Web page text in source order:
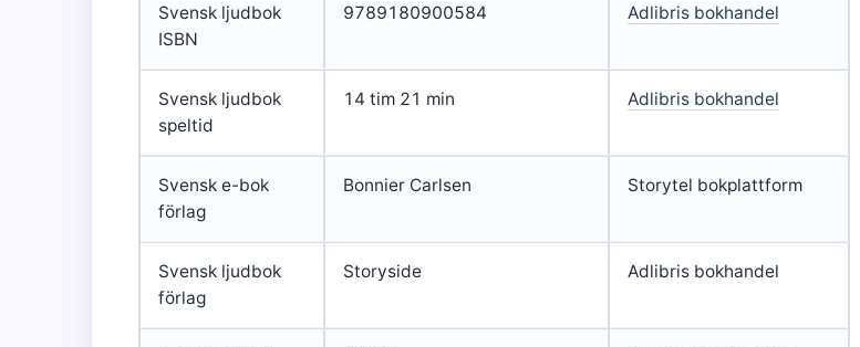
Svensk ljudbok
ISBN
9789180900584 Adlibris bokhandel
Svensk ljudbok
speltid
14 tim 21 min Adlibris bokhandel
Svensk e-bok
förlag
Bonnier Carlsen Storytel bokplattform
Svensk ljudbok
förlag
Storyside Adlibris bokhandel